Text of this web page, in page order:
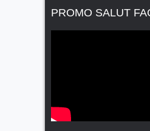
PROMO SALUT